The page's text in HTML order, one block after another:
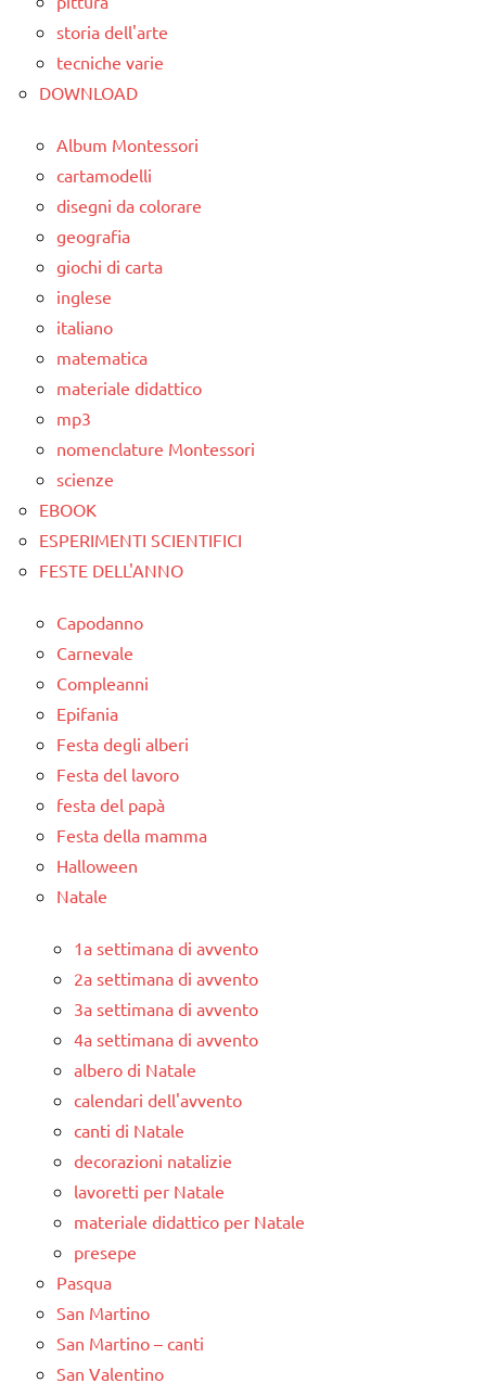
classe
4a
classe
anni
ESPERIMENTI
SCIENTIFICI
SCIENZE
TUTTI GLI
ARGOMENTI
PER ETA'
TUTTI GLI
ARTICOLI
storia dell'arte
tecniche varie
DOWNLOAD
Album Montessori
cartamodelli
disegni da colorare
geografia
giochi di carta
inglese
italiano
matematica
materiale didattico
mp3
nomenclature Montessori
scienze
EBOOK
ESPERIMENTI SCIENTIFICI
FESTE DELL'ANNO
Capodanno
Carnevale
Compleanni
Epifania
Festa degli alberi
Festa del lavoro
festa del papà
Festa della mamma
Halloween
Natale
1a settimana di avvento
2a settimana di avvento
3a settimana di avvento
4a settimana di avvento
albero di Natale
calendari dell'avvento
canti di Natale
decorazioni natalizie
lavoretti per Natale
materiale didattico per Natale
presepe
Pasqua
San Martino
San Martino – canti
San Valentino